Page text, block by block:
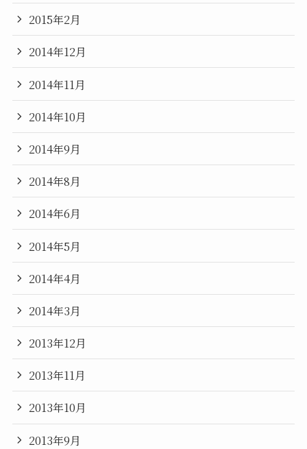
2015年2月
2014年12月
2014年11月
2014年10月
2014年9月
2014年8月
2014年6月
2014年5月
2014年4月
2014年3月
2013年12月
2013年11月
2013年10月
2013年9月